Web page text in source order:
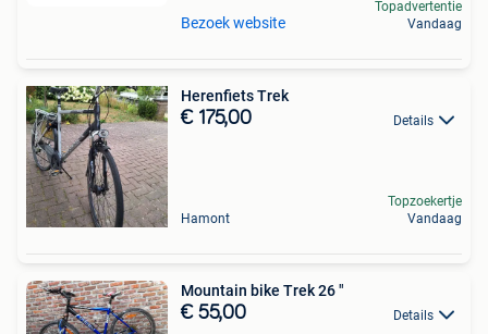
Bezoek website
Topadvertentie
Vandaag
Herenfiets Trek
€ 175,00 Details
Hamont
Topzoekertje
Vandaag
Mountain bike Trek 26 "
€ 55,00 Details